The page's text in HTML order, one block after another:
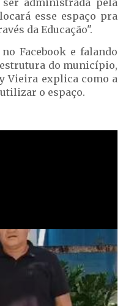
administrada pela
esse espaço pra
da Educação".
Facebook e falando
do município,
Vieira explica como a
o espaço.